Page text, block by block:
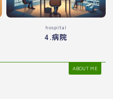
hospital
4.病院
ABOUT ME